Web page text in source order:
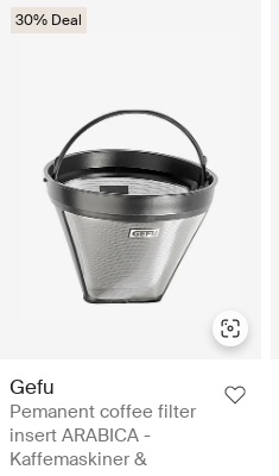
30% Deal
Gefu
Pemanent coffee filter
insert ARABICA -
Kaffemaskiner &